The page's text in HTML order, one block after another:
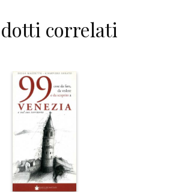
correlati